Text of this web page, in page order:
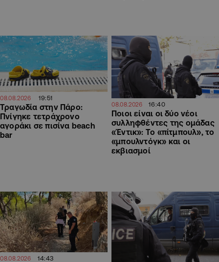
08.08.2026 19:51
Τραγωδία στην Πάρο:
Πνίγηκε τετράχρονο
αγοράκι σε πισίνα beach
bar
08.08.2026 16:40
Ποιοι είναι οι δύο νέοι
συλληφθέντες της ομάδας
«Έντικ»: Το «πίτμπουλ», το
«μπουλντόγκ» και οι
εκβιασμοί
08.08.2026 14:43